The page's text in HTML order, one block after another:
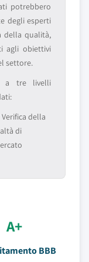
potrebbero
degli esperti
della qualità,
agli obiettivi
settore.
a tre livelli
della
di
A+
BBB